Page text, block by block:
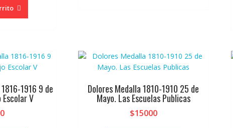
1916 9 de
Escolar V
Dolores Medalla 1810-1910 25 de
Mayo. Las Escuelas Publicas
$15000